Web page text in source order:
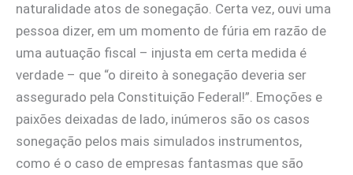
naturalidade atos de sonegação. Certa vez, ouvi uma
pessoa dizer, em um momento de fúria em razão de
uma autuação fiscal – injusta em certa medida é
verdade – que “o direito à sonegação deveria ser
assegurado pela Constituição Federal!”. Emoções e
paixões deixadas de lado, inúmeros são os casos
sonegação pelos mais simulados instrumentos,
como é o caso de empresas fantasmas que são